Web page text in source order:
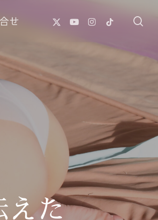
せ
X-
Twitter
YoutubeInstagram
Tiktok
えた